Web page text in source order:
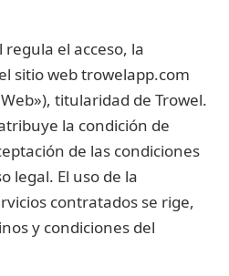
regula el acceso, la
sitio webtrowelapp.com
titularidad de Trowel.
la condición de
de las condiciones
legal. El uso de la
contratados se rige,
y condiciones del